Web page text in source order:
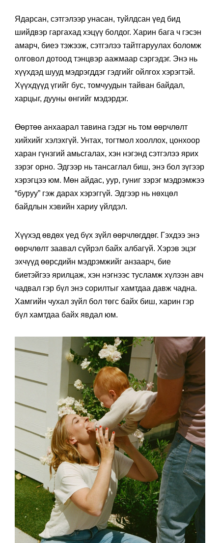
Ядарсан, сэтгэлээр унасан, туйлдсан үед бид
шийдвэр гаргахад хэцүү болдог. Харин бага ч гэсэн
амарч, биеэ тэжээж, сэтгэлээ тайтгаруулах боломж
олговол дотоод тэнцвэр аажмаар сэргэдэг. Энэ нь
хүүхдэд шууд мэдрэгддэг гэдгийг ойлгох хэрэгтэй.
Хүүхдүүд үгийг бус, томчуудын тайван байдал,
харцыг, дууны өнгийг мэдэрдэг.
Өөртөө анхаарал тавина гэдэг нь том өөрчлөлт
хийхийг хэлэхгүй. Унтах, тогтмол хооллох, цонхоор
харан гүнзгий амьсгалах, хэн нэгэнд сэтгэлээ ярих
зэрэг орно. Эдгээр нь тансаглал биш, энэ бол зүгээр
хэрэгцээ юм. Мөн айдас, уур, гуниг зэрэг мэдрэмжээ
“буруу” гэж дарах хэрэггүй. Эдгээр нь нөхцөл
байдлын хэвийн хариу үйлдэл.
Хүүхэд өвдөх үед бүх зүйл өөрчлөгддөг. Гэхдээ энэ
өөрчлөлт заавал сүйрэл байх албагүй. Хэрэв эцэг
эхчүүд өөрсдийн мэдрэмжийг анзаарч, бие
биетэйгээ ярилцаж, хэн нэгнээс тусламж хүлээн авч
чадвал гэр бүл энэ сорилтыг хамтдаа давж чадна.
Хамгийн чухал зүйл бол төгс байх биш, харин гэр
бүл хамтдаа байх явдал юм.